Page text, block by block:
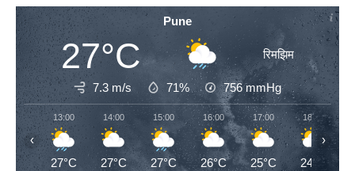
Pune
27°C रिमझिम
7.3 m/s 71% 756mmHg
13:00
27°C
14:00
27°C
15:00
27°C
16:00
26°C
17:00
25°C
18:00
24°C
‹ ›